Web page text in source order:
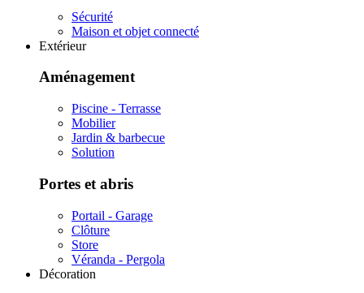
Sécurité
Maison et objet connecté
Extérieur
Aménagement
Piscine - Terrasse
Mobilier
Jardin & barbecue
Solution
Portes et abris
Portail - Garage
Clôture
Store
Véranda - Pergola
Décoration